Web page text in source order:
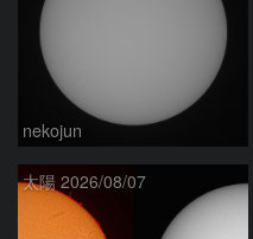
nekojun
太陽 2026/08/07